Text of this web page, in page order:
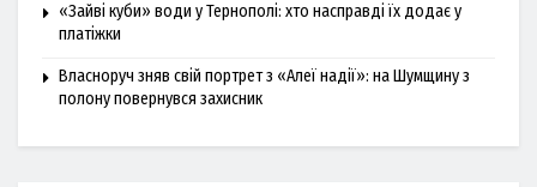
«Зайві куби» води у Тернополі: хто насправді їх додає у
платіжки
Власноруч зняв свій портрет з «Алеї надії»: на Шумщину з
полону повернувся захисник